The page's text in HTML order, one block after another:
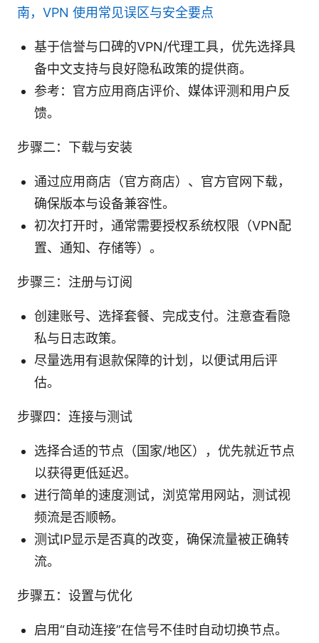
南，VPN 使用常见误区与安全要点
基于信誉与口碑的VPN/代理工具，优先选择具
备中文支持与良好隐私政策的提供商。
参考：官方应用商店评价、媒体评测和用户反
馈。
步骤二：下载与安装
通过应用商店（官方商店）、官方官网下载，
确保版本与设备兼容性。
初次打开时，通常需要授权系统权限（VPN配
置、通知、存储等）。
步骤三：注册与订阅
创建账号、选择套餐、完成支付。注意查看隐
私与日志政策。
尽量选用有退款保障的计划，以便试用后评
估。
步骤四：连接与测试
选择合适的节点（国家/地区），优先就近节点
以获得更低延迟。
进行简单的速度测试，浏览常用网站，测试视
频流是否顺畅。
测试IP显示是否真的改变，确保流量被正确转
流。
步骤五：设置与优化
启用“自动连接”在信号不佳时自动切换节点。